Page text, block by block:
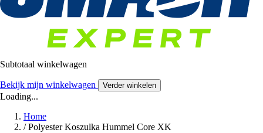
Subtotaal winkelwagen
Bekijk mijn winkelwagen Verder winkelen
Loading...
Home
/ Polyester Koszulka Hummel Core XK